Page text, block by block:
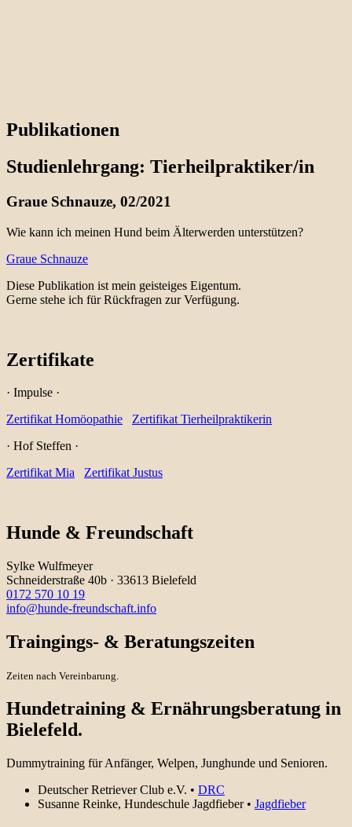
Publikationen
Studienlehrgang: Tierheilpraktiker/in
Graue Schnauze, 02/2021
Wie kann ich meinen Hund beim Älterwerden unterstützen?
Graue Schnauze
Diese Publikation ist mein geisteiges Eigentum.
Gerne stehe ich für Rückfragen zur Verfügung.
Zertifikate
· Impulse ·
Zertifikat Homöopathie
Zertifikat Tierheilpraktikerin
· Hof Steffen ·
Zertifikat Mia
Zertifikat Justus
Hunde & Freundschaft
Sylke Wulfmeyer
Schneiderstraße 40b · 33613 Bielefeld
0172 570 10 19
info@hunde-freundschaft.info
Traingings- & Beratungszeiten
Zeiten nach Vereinbarung.
Hundetraining & Ernährungsberatung in
Bielefeld.
Dummytraining für Anfänger, Welpen, Junghunde und Senioren.
Deutscher Retriever Club e.V. • DRC
Susanne Reinke, Hundeschule Jagdfieber • Jagdfieber